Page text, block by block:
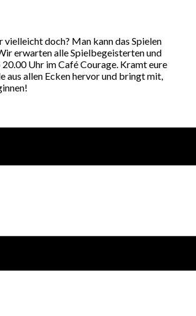
doch? Man kann das Spielen
erwarten alle Spielbegeisterten und
Uhr im Café Courage. Kramt eure
aus allen Ecken hervor und bringt mit,